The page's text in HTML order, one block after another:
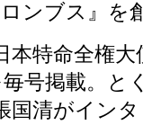
ンブス』を
本特命全権
号掲載。と
国清がイン